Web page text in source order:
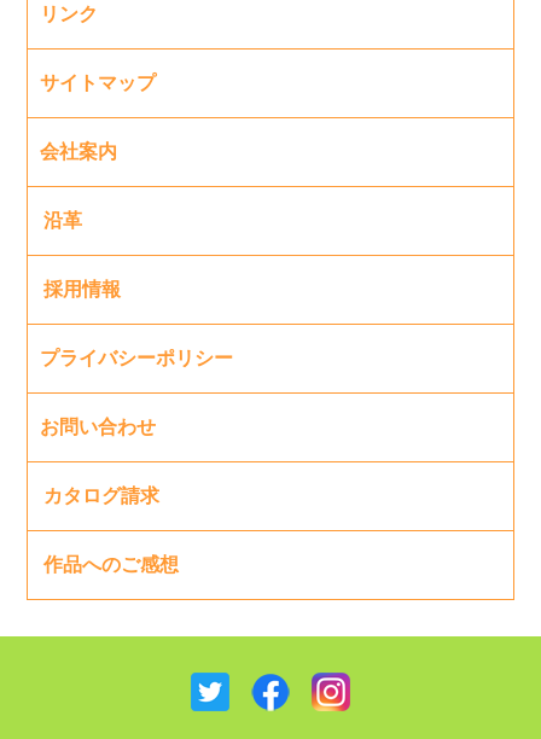
リンク
サイトマップ
会社案内
沿革
採用情報
プライバシーポリシー
お問い合わせ
カタログ請求
作品へのご感想